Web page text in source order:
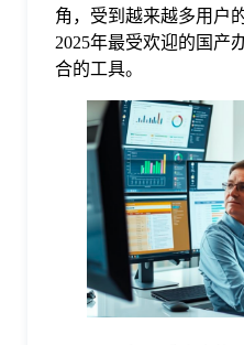
角，受到越来越多用户
2025年最受欢迎的国产
合的工具。